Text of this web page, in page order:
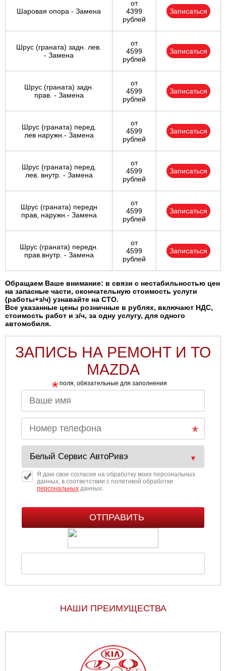
Шаровая опора - Замена
от
4399
рублей
Записаться
Шрус (граната) задн. лев.
- Замена
от
4599
рублей
Записаться
Шрус (граната) задн.
прав. - Замена
от
4599
рублей
Записаться
Шрус (граната) перед.
лев наружн.- Замена
от
4599
рублей
Записаться
Шрус (граната) перед.
лев. внутр. - Замена
от
4599
рублей
Записаться
Шрус (граната) передн
прав, наружн.- Замена
от
4599
рублей
Записаться
Шрус (граната) передн.
прав.внутр. - Замена
от
4599
рублей
Записаться
Обращаем Ваше внимание: в связи с нестабильностью цен
на запасные части, окончательную стоимость услуги
(работы+з/ч) узнавайте на СТО.
Все указанные цены розничные в рублях, включают НДС,
стоимость работ и з/ч, за одну услугу, для одного
автомобиля.
ЗАПИСЬ НА РЕМОНТ И ТО
MAZDA
* поля, обязательные для заполнения
Я даю свое согласие на обработку моих персональных
данных, в соответствии с политикой обработки
персональныхданных.
НАШИ ПРЕИМУЩЕСТВА